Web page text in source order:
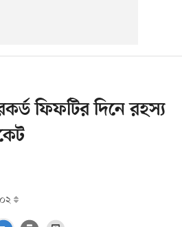
ফিফটির দিনে রহস্য